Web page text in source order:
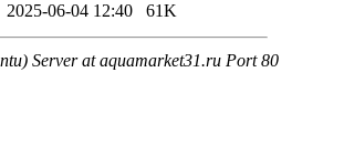
2025-06-04 12:40 61K
Server at aquamarket31.ru Port 80